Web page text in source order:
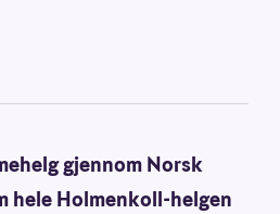
gjennom Norsk
hele Holmenkoll-helgen